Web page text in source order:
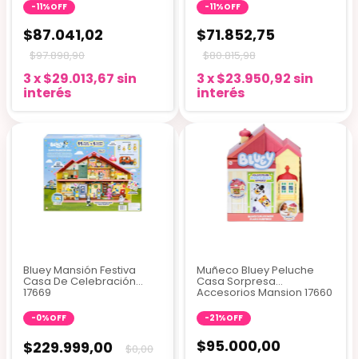
-11%OFF
$87.041,02
$97.898,90
3x$29.013,67 sin
interés
-11%OFF
$71.852,75
$80.815,98
3x$23.950,92 sin
interés
Bluey Mansión Festiva
Casa De Celebración
17669
-0%OFF
$229.999,00 $0,00
Muñeco Bluey Peluche
Casa Sorpresa
Accesorios Mansion 17660
-21%OFF
$95.000,00